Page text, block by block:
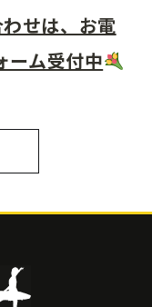
せは、お電
ーム受付中